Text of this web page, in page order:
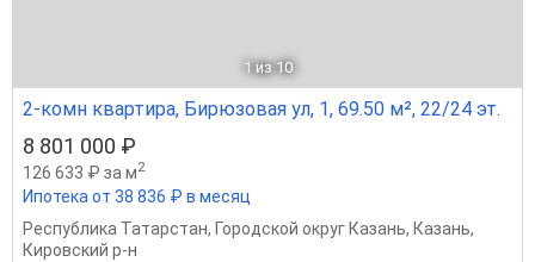
1 из 10
2-комн квартира, Бирюзовая ул, 1, 69.50 м², 22/24 эт.
8 801 000 ₽
126 633 ₽ за м2
Ипотека от 38 836 ₽ в месяц
Республика Татарстан, Городской округ Казань, Казань,
Кировский р-н